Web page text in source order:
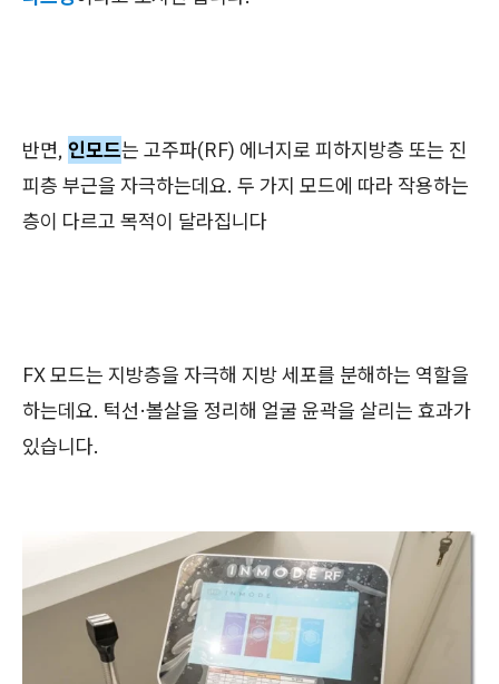
반면, 인모드는 고주파(RF) 에너지로 피하지방층 또는 진
피층 부근을 자극하는데요. 두 가지 모드에 따라 작용하는
층이 다르고 목적이 달라집니다
FX 모드는 지방층을 자극해 지방 세포를 분해하는 역할을
하는데요. 턱선·볼살을 정리해 얼굴 윤곽을 살리는 효과가
있습니다.